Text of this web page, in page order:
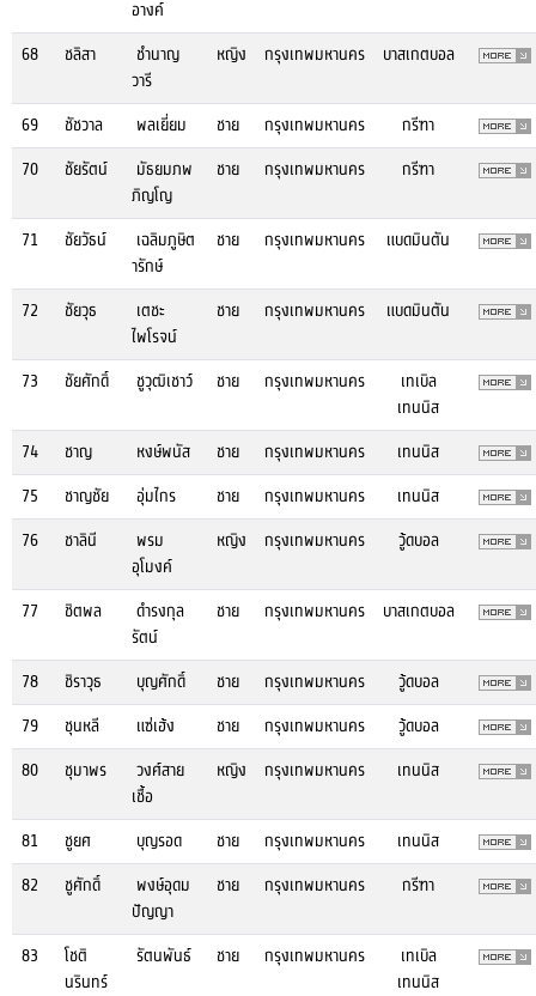
อางค์
68 ชลิสา
ชำนาญ
วารี
หญิง กรุงเทพมหานคร บาสเกตบอล
69 ชัชวาล พลเยี่ยม ชาย กรุงเทพมหานคร
กรีฑา
70
ชัยรัตน์
มัธยมภพ
ภิญโญ
ชาย กรุงเทพมหานคร กรีฑา
71 ชัยวัธน์
เฉลิมภูษิต
ารักษ์
ชาย กรุงเทพมหานคร แบดมินตัน
72 ชัยวุธ
เตชะ
ไพโรจน์
ชาย กรุงเทพมหานคร แบดมินตัน
73 ชัยศักดิ์ ชูวุฒิเชาว์ ชาย กรุงเทพมหานคร
เทเบิล
เทนนิส
74
ชาญ หงษ์พนัส ชาย กรุงเทพมหานคร
เทนนิส
75
ชาญชัย อุ่มไกร ชาย กรุงเทพมหานคร
เทนนิส
76
ชาลินี
พรม
อุโมงค์
หญิง กรุงเทพมหานคร วู้ดบอล
77 ชิตพล
ดำรงกุล
รัตน์
ชาย กรุงเทพมหานคร บาสเกตบอล
78 ชิราวุธ บุญศักดิ์ ชาย กรุงเทพมหานคร
วู้ดบอล
79
ชุนหลี แซ่เฮ้ง ชาย กรุงเทพมหานคร
วู้ดบอล
80
ชุมาพร
วงศ์สาย
เชื้อ
หญิง กรุงเทพมหานคร เทนนิส
81 ชูยศ บุญรอด ชาย กรุงเทพมหานคร
เทนนิส
82
ชูศักดิ์
พงษ์อุดม
ปัญญา
ชาย กรุงเทพมหานคร กรีฑา
83
โชติ
นรินทร์
รัตนพันธ์ ชาย กรุงเทพมหานคร
เทเบิล
เทนนิส